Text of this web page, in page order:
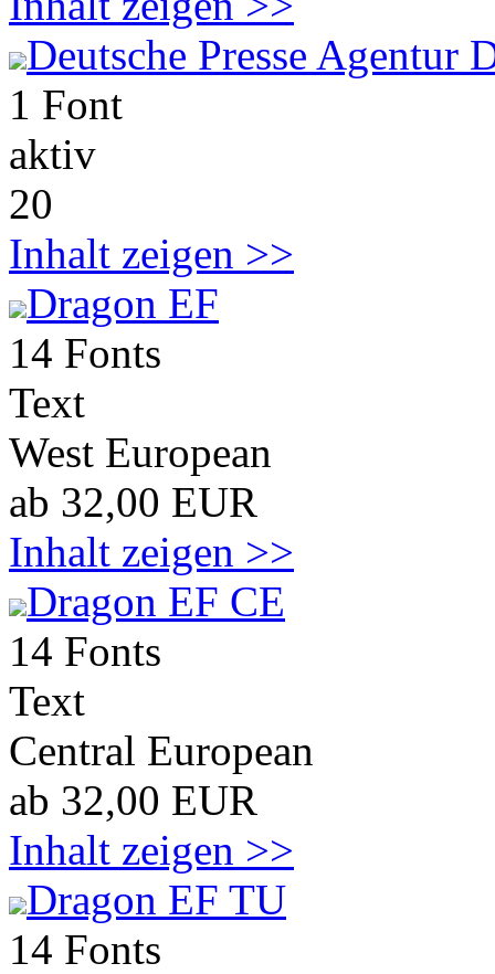
Deutsche Presse Agentur
1 Font
aktiv
20
Inhalt zeigen >>
Dragon EF
14 Fonts
Text
West European
ab 32,00 EUR
Inhalt zeigen >>
Dragon EF CE
14 Fonts
Text
Central European
ab 32,00 EUR
Inhalt zeigen >>
Dragon EF TU
14 Fonts